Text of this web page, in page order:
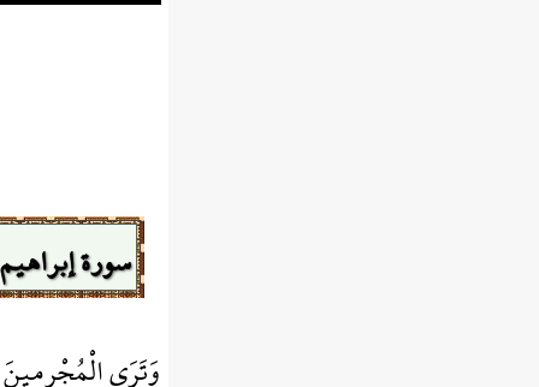
سورة إبراهيم
وَتَرَى